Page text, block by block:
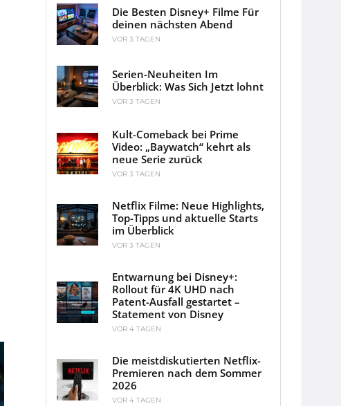
Die Besten Disney+ Filme Für
deinen nächsten Abend
VOR 3 TAGEN
Serien-Neuheiten Im
Überblick: Was Sich Jetzt lohnt
VOR 3 TAGEN
Kult-Comeback bei Prime
Video: „Baywatch“ kehrt als
neue Serie zurück
VOR 3 TAGEN
Netflix Filme: Neue Highlights,
Top-Tipps und aktuelle Starts
im Überblick
VOR 3 TAGEN
Entwarnung bei Disney+:
Rollout für 4K UHD nach
Patent-Ausfall gestartet –
Statement von Disney
VOR 4 TAGEN
Die meistdiskutierten Netflix-
Premieren nach dem Sommer
2026
VOR 4 TAGEN